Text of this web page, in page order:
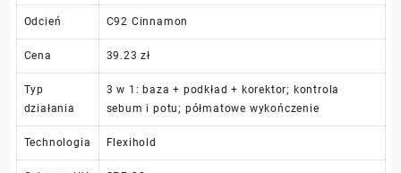
Odcień C92 Cinnamon
Cena 39.23 zł
Typ
działania
3 w 1: baza + podkład + korektor; kontrola
sebum i potu; półmatowe wykończenie
Technologia Flexihold